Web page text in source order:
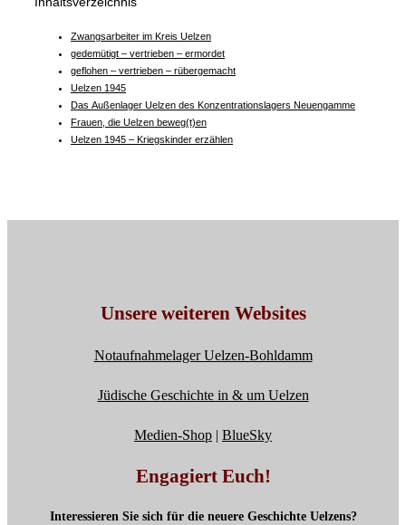
Zwangsarbeiter im Kreis Uelzen
gedemütigt – vertrieben – ermordet
geflohen – vertrieben – rübergemacht
Uelzen 1945
Das Außenlager Uelzen des Konzentrationslagers Neuengamme
Frauen, die Uelzen beweg(t)en
Uelzen 1945 – Kriegskinder erzählen
Unsere weiteren Websites
Notaufnahmelager Uelzen-Bohldamm
Jüdische Geschichte in & um Uelzen
Medien-Shop | BlueSky
Engagiert Euch!
Interessieren Sie sich für die neuere Geschichte Uelzens?